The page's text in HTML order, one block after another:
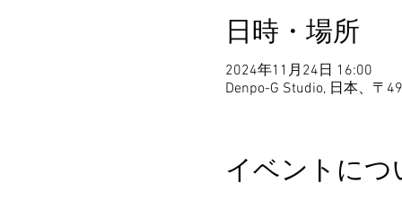
日時・場所
2024年11月24日 16:00
Denpo-G Studio, 日本、〒
イベントにつ